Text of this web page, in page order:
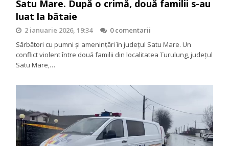
Satu Mare. După o crimă, două familii s-au
luat la bătaie
2 ianuarie 2026, 19:34
0 comentarii
Sărbători cu pumni și amenințări în județul Satu Mare. Un
conflict violent între două familii din localitatea Turulung, județul
Satu Mare,…